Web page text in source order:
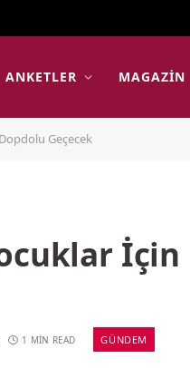
ANKETLER MAGAZIN
Geçecek
İçin
1 MIN READ GÜNDEM